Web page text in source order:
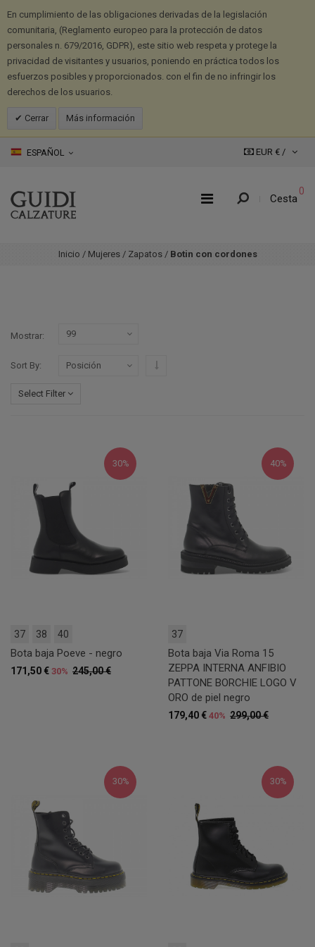
En cumplimiento de las obligaciones derivadas de la legislación
comunitaria, (Reglamento europeo para la protección de datos
personales n. 679/2016, GDPR), este sitio web respeta y protege la
privacidad de visitantes y usuarios, poniendo en práctica todos los
esfuerzos posibles y proporcionados. con el fin de no infringir los
derechos de los usuarios.
Cerrar Más información
ESPAÑOL EUR € /
Cesta
0
Inicio / Mujeres / Zapatos / Botin con cordones
Mostrar
Sort By
Select Filter
30%
37 38 40
Bota baja Poeve - negro
245,00 €
171,50 € 30%
40%
37
Bota baja Via Roma 15
ZEPPA INTERNA ANFIBIO
PATTONE BORCHIE LOGO V
ORO de piel negro
299,00 €
179,40 € 40%
30% 30%